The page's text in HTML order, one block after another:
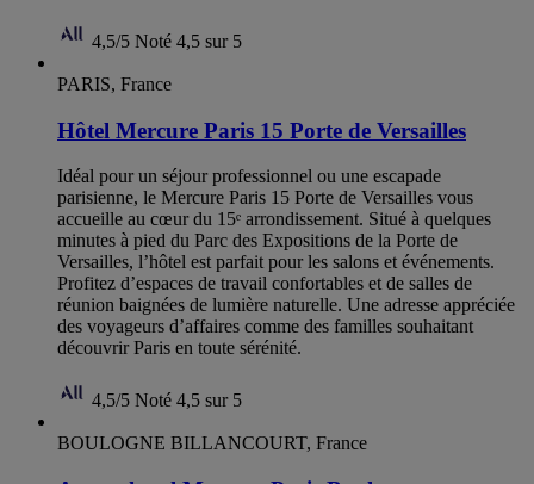
4,5/5 Noté 4,5 sur 5
PARIS, France
Hôtel Mercure Paris 15 Porte de Versailles
Idéal pour un séjour professionnel ou une escapade
parisienne, le Mercure Paris 15 Porte de Versailles vous
accueille au cœur du 15ᵉ arrondissement. Situé à quelques
minutes à pied du Parc des Expositions de la Porte de
Versailles, l’hôtel est parfait pour les salons et événements.
Profitez d’espaces de travail confortables et de salles de
réunion baignées de lumière naturelle. Une adresse appréciée
des voyageurs d’affaires comme des familles souhaitant
découvrir Paris en toute sérénité.
4,5/5 Noté 4,5 sur 5
BOULOGNE BILLANCOURT, France